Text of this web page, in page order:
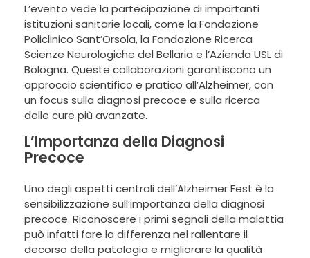
L’evento vede la partecipazione di importanti
istituzioni sanitarie locali, come la Fondazione
Policlinico Sant’Orsola, la Fondazione Ricerca
Scienze Neurologiche del Bellaria e l’Azienda USL di
Bologna. Queste collaborazioni garantiscono un
approccio scientifico e pratico all’Alzheimer, con
un focus sulla diagnosi precoce e sulla ricerca
delle cure più avanzate.
L’Importanza della Diagnosi
Precoce
Uno degli aspetti centrali dell’Alzheimer Fest è la
sensibilizzazione sull’importanza della diagnosi
precoce. Riconoscere i primi segnali della malattia
può infatti fare la differenza nel rallentare il
decorso della patologia e migliorare la qualità